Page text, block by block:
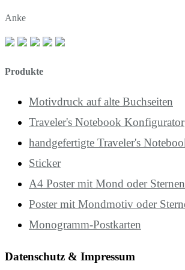
Anke
Produkte
Motivdruck auf alte Buchseiten
Traveler's Notebook Konfigurator
handgefertigte Traveler's
Sticker
A4 Poster mit Mond oder
Poster mit Mondmotiv oder
Monogramm-Postkarten
Datenschutz & Impressum